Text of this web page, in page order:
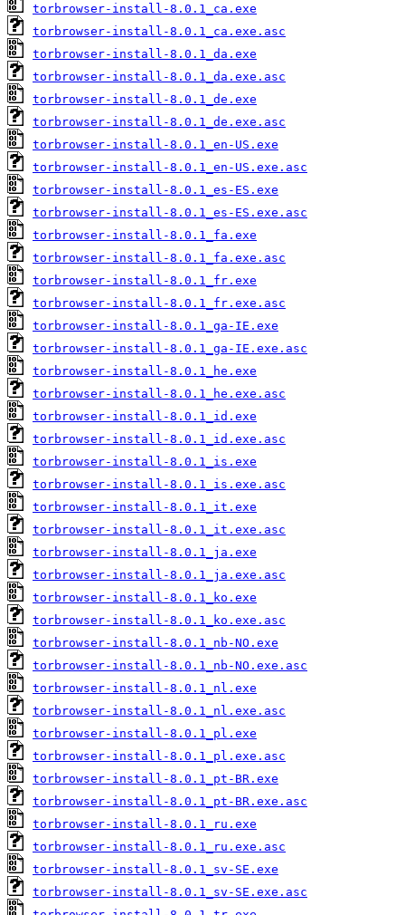
torbrowser-install-8.0.1_ca.exe
torbrowser-install-8.0.1_ca.exe.asc
torbrowser-install-8.0.1_da.exe
torbrowser-install-8.0.1_da.exe.asc
torbrowser-install-8.0.1_de.exe
torbrowser-install-8.0.1_de.exe.asc
torbrowser-install-8.0.1_en-US.exe
torbrowser-install-8.0.1_en-US.exe.asc
torbrowser-install-8.0.1_es-ES.exe
torbrowser-install-8.0.1_es-ES.exe.asc
torbrowser-install-8.0.1_fa.exe
torbrowser-install-8.0.1_fa.exe.asc
torbrowser-install-8.0.1_fr.exe
torbrowser-install-8.0.1_fr.exe.asc
torbrowser-install-8.0.1_ga-IE.exe
torbrowser-install-8.0.1_ga-IE.exe.asc
torbrowser-install-8.0.1_he.exe
torbrowser-install-8.0.1_he.exe.asc
torbrowser-install-8.0.1_id.exe
torbrowser-install-8.0.1_id.exe.asc
torbrowser-install-8.0.1_is.exe
torbrowser-install-8.0.1_is.exe.asc
torbrowser-install-8.0.1_it.exe
torbrowser-install-8.0.1_it.exe.asc
torbrowser-install-8.0.1_ja.exe
torbrowser-install-8.0.1_ja.exe.asc
torbrowser-install-8.0.1_ko.exe
torbrowser-install-8.0.1_ko.exe.asc
torbrowser-install-8.0.1_nb-NO.exe
torbrowser-install-8.0.1_nb-NO.exe.asc
torbrowser-install-8.0.1_nl.exe
torbrowser-install-8.0.1_nl.exe.asc
torbrowser-install-8.0.1_pl.exe
torbrowser-install-8.0.1_pl.exe.asc
torbrowser-install-8.0.1_pt-BR.exe
torbrowser-install-8.0.1_pt-BR.exe.asc
torbrowser-install-8.0.1_ru.exe
torbrowser-install-8.0.1_ru.exe.asc
torbrowser-install-8.0.1_sv-SE.exe
torbrowser-install-8.0.1_sv-SE.exe.asc